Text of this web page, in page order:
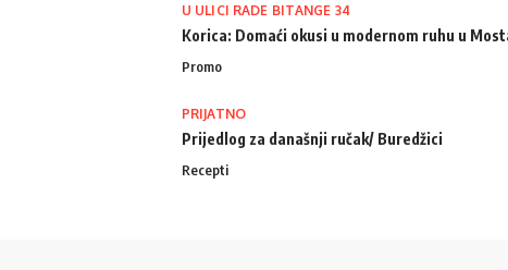
U ULICI RADE BITANGE 34
Korica: Domaći okusi u modernom ruhu u
Promo
PRIJATNO
Prijedlog za današnji ručak/ Buredžici
Recepti